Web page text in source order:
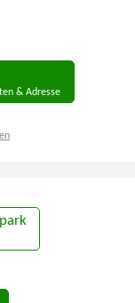
& Adresse